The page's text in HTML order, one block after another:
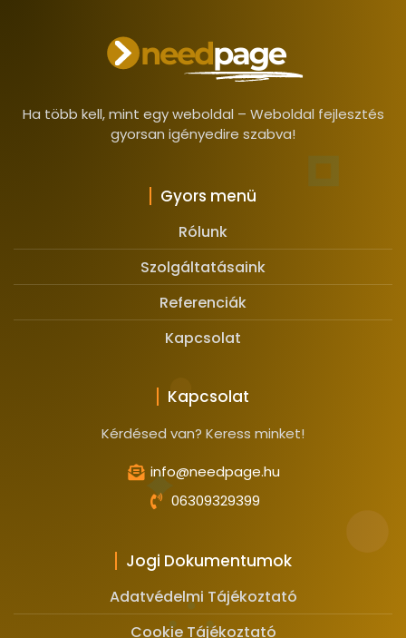
Ha több kell, mint egy weboldal – Weboldal fejlesztés
gyorsan igényedire szabva!
Gyors menü
Rólunk
Szolgáltatásaink
Referenciák
Kapcsolat
Kapcsolat
Kérdésed van? Keress minket!
info@needpage.hu
06309329399
Jogi Dokumentumok
Adatvédelmi Tájékoztató
Cookie Tájékoztató